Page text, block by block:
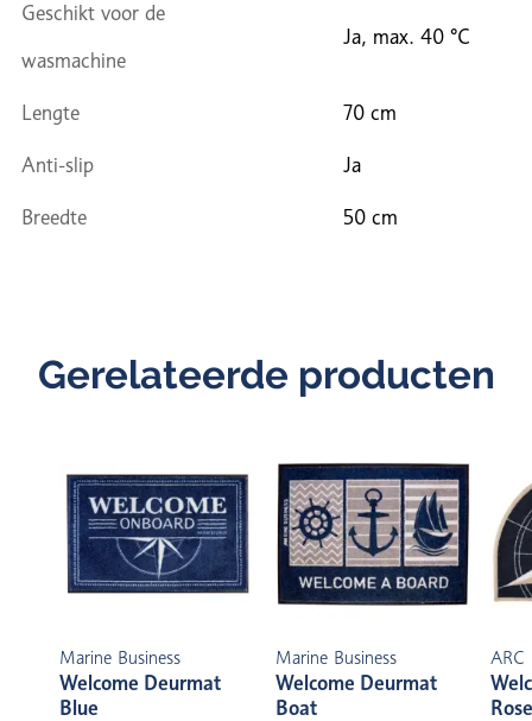
Geschikt voor de
wasmachine
Ja, max. 40 °C
Lengte 70 cm
Anti-slip Ja
Breedte 50 cm
Gerelateerde producten
Marine Business
Welcome Deurmat
Blue
Marine Business
Welcome Deurmat
Boat
ARC